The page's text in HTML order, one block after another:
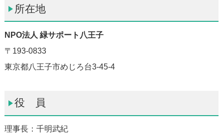
所在地
NPO法人 緑サポート八王子
〒193-0833
東京都八王子市めじろ台3-45-4
役 員
理事長：千明武紀